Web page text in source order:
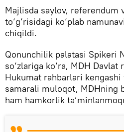
Majlisda saylov, referendum
to‘g‘risidagi ko‘plab
chiqildi.
Qonunchilik palatasi Spikeri
so‘zlariga ko‘ra, MDH
Hukumat rahbarlari kengashi
samarali muloqot, MDHning
ham hamkorlik